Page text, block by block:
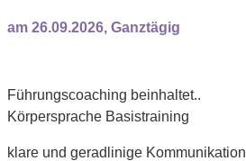
am 26.09.2026, Ganztägig
Führungscoaching beinhaltet..
Körpersprache Basistraining
klare und geradlinige Kommunikation